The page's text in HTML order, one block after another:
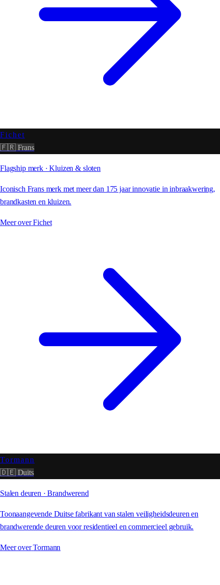
Fichet
🇫🇷 Frans
Flagship merk · Kluizen & sloten
Iconisch Frans merk met meer dan 175 jaar innovatie in inbraakwering,
brandkasten en kluizen.
Meer over Fichet
Tormann
🇩🇪 Duits
Stalen deuren · Brandwerend
Toonaangevende Duitse fabrikant van stalen veiligheidsdeuren en
brandwerende deuren voor residentieel en commercieel gebruik.
Meer over Tormann